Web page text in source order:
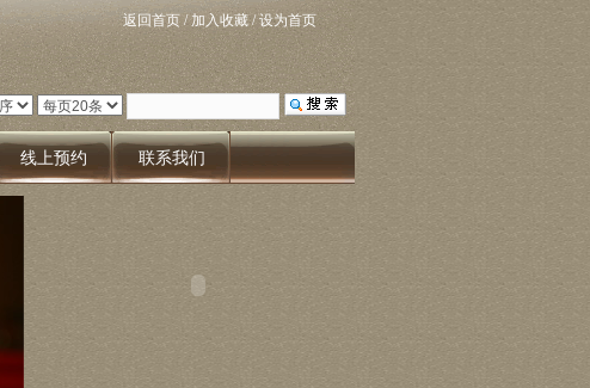
返回首页 /加入收藏/设为首页
线上预约 联系我们